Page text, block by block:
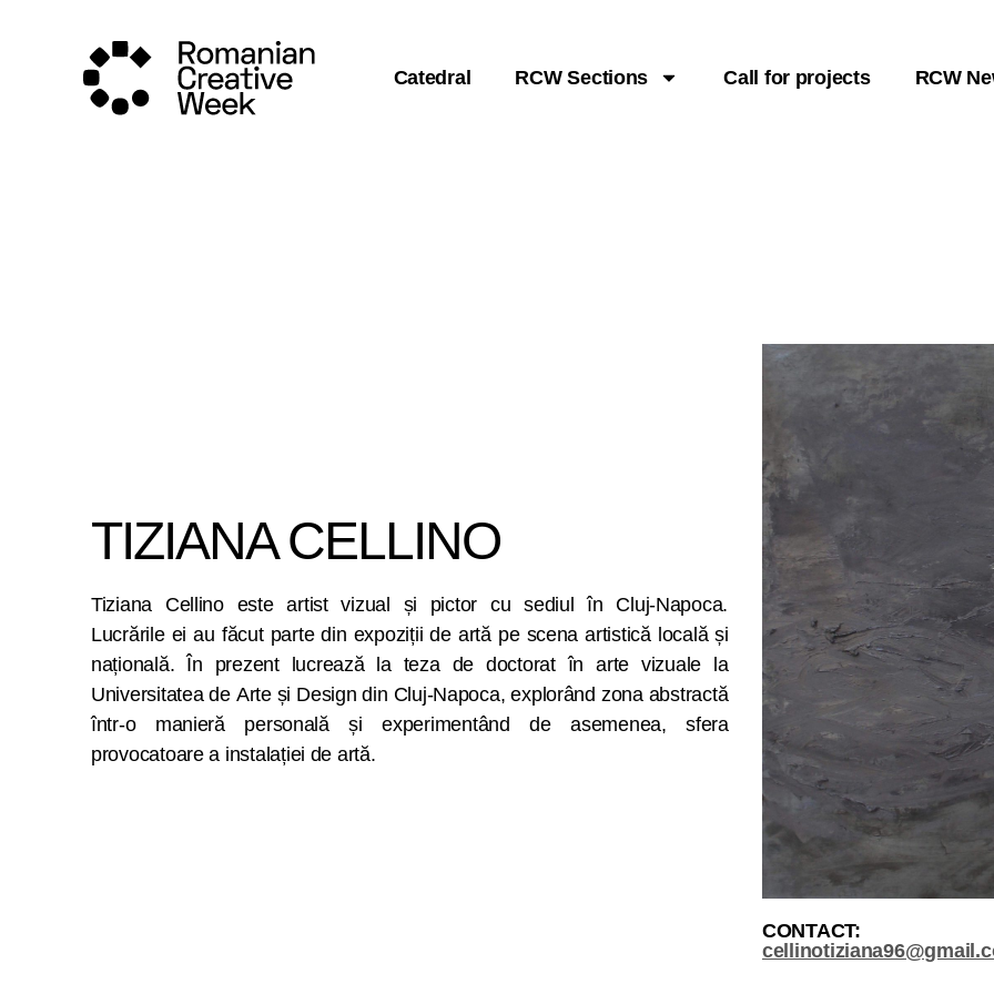
Catedral RCW Sections Call for projects RCW
TIZIANA CELLINO
Tiziana Cellino este artist vizual și pictor cu sediul în Cluj-Napoca.
Lucrările ei au făcut parte din expoziții de artă pe scena artistică locală și
națională. În prezent lucrează la teza de doctorat în arte vizuale la
Universitatea de Arte și Design din Cluj-Napoca, explorând zona abstractă
într-o manieră personală și experimentând de asemenea, sfera
provocatoare a instalației de artă.
CONTACT: